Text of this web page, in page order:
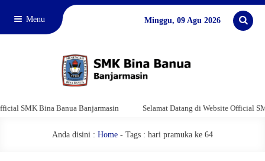
Menu Minggu, 09 Agu 2026
SMK Bina Banua Banjarmasin Selamat Datang di Website Official SMK
Anda disini : Home - Tags : hari pramuka ke 64